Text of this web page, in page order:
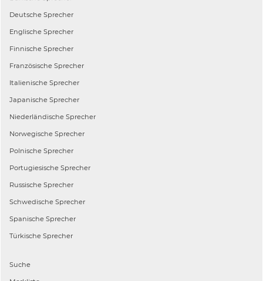
Deutsche Sprecher
Englische Sprecher
Finnische Sprecher
Französische Sprecher
Italienische Sprecher
Japanische Sprecher
Niederländische Sprecher
Norwegische Sprecher
Polnische Sprecher
Portugiesische Sprecher
Russische Sprecher
Schwedische Sprecher
Spanische Sprecher
Türkische Sprecher
Suche